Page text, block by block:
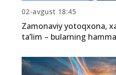
02-avgust 18:45
Zamonaviy yotoqxona,
ta’lim – bularning